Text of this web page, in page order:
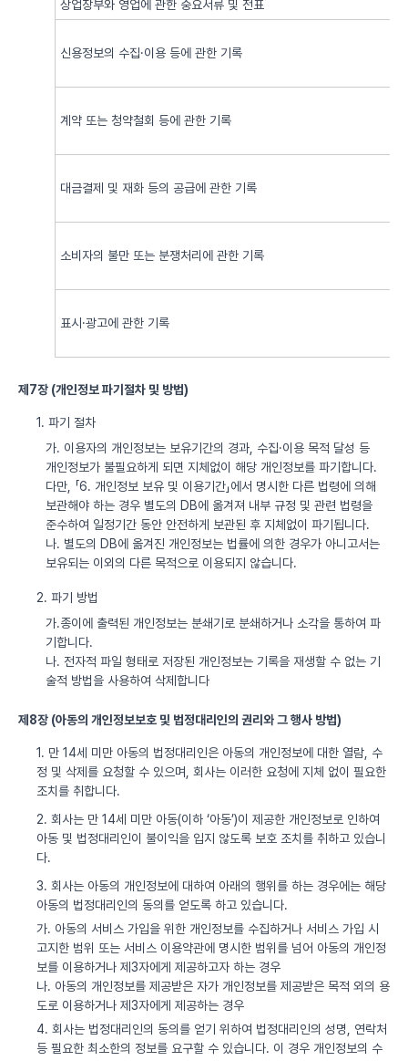
상업장부와 영업에 관한 중요서류 및 전표
신용정보의 수집·이용 등에 관한 기록
계약 또는 청약철회 등에 관한 기록
대금결제 및 재화 등의 공급에 관한 기록
소비자의 불만 또는 분쟁처리에 관한 기록
표시·광고에 관한 기록
제7장 (개인정보 파기절차 및 방법)
1. 파기 절차
가. 이용자의 개인정보는 보유기간의 경과, 수집·이용 목적 달성 등
개인정보가 불필요하게 되면 지체없이 해당 개인정보를 파기합니다.
다만, 「6. 개인정보 보유 및 이용기간」에서 명시한 다른 법령에 의해
보관해야 하는 경우 별도의 DB에 옮겨져 내부 규정 및 관련 법령을
준수하여 일정기간 동안 안전하게 보관된 후 지체없이 파기됩니다.
나. 별도의 DB에 옮겨진 개인정보는 법률에 의한 경우가 아니고서는
보유되는 이외의 다른 목적으로 이용되지 않습니다.
2. 파기 방법
가.종이에 출력된 개인정보는 분쇄기로 분쇄하거나 소각을 통하여 파
기합니다.
나. 전자적 파일 형태로 저장된 개인정보는 기록을 재생할 수 없는 기
술적 방법을 사용하여 삭제합니다
제8장 (아동의 개인정보보호 및 법정대리인의 권리와 그 행사 방법)
1. 만 14세 미만 아동의 법정대리인은 아동의 개인정보에 대한 열람, 수
정 및 삭제를 요청할 수 있으며, 회사는 이러한 요청에 지체 없이 필요한
조치를 취합니다.
2. 회사는 만 14세 미만 아동(이하 ‘아동’)이 제공한 개인정보로 인하여
아동 및 법정대리인이 불이익을 입지 않도록 보호 조치를 취하고 있습니
다.
3. 회사는 아동의 개인정보에 대하여 아래의 행위를 하는 경우에는 해당
아동의 법정대리인의 동의를 얻도록 하고 있습니다.
가. 아동의 서비스 가입을 위한 개인정보를 수집하거나 서비스 가입 시
고지한 범위 또는 서비스 이용약관에 명시한 범위를 넘어 아동의 개인정
보를 이용하거나 제3자에게 제공하고자 하는 경우
나. 아동의 개인정보를 제공받은 자가 개인정보를 제공받은 목적 외의 용
도로 이용하거나 제3자에게 제공하는 경우
4. 회사는 법정대리인의 동의를 얻기 위하여 법정대리인의 성명, 연락처
등 필요한 최소한의 정보를 요구할 수 있습니다. 이 경우 개인정보의 수